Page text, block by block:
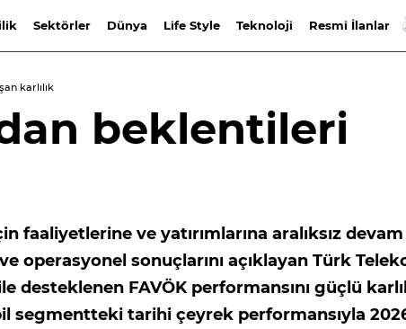
Sektörler Dünya Life Style Teknoloji Resmi İlanlar
karlılık
beklentileri
faaliyetlerine ve yatırımlarına aralıksız devam
operasyonel sonuçlarını açıklayan Türk
FAVÖK performansını güçlü
segmentteki tarihi çeyrek performansıyla